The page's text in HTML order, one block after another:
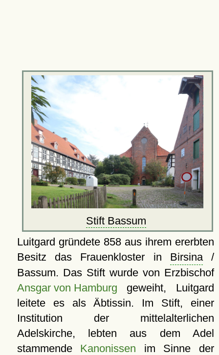
Stift Bassum
Luitgard gründete 858 aus ihrem ererbten
Besitz das Frauenkloster in Birsina/
Bassum. Das Stift wurde von Erzbischof
Ansgar von Hamburg geweiht, Luitgard
leitete es als Äbtissin. Im Stift, einer
Institution der mittelalterlichen
Adelskirche, lebten aus dem Adel
stammende Kanonissen im Sinne der